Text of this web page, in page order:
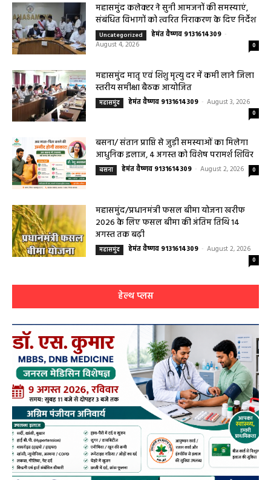
महासमुंद कलेक्टर ने सुनी आमजनों की समस्याएं,
संबंधित विभागों को त्वरित निराकरण के दिए निर्देश
Uncategorized हेमंत वैष्णव 9131614309 -
August 4, 2026
0
महासमुंद मातृ एवं शिशु मृत्यु दर में कमी लाने जिला
स्तरीय समीक्षा बैठक आयोजित
महासमुंद हेमंत वैष्णव 9131614309 - August 3, 2026
0
बसना/ संतान प्राप्ति से जुड़ी समस्याओं का मिलेगा
आधुनिक इलाज, 4 अगस्त को विशेष परामर्श शिविर
बसना हेमंत वैष्णव 9131614309 - August 2, 2026 0
महासमुंद/प्रधानमंत्री फसल बीमा योजना खरीफ
2026 के लिए फसल बीमा की अंतिम तिथि 14
अगस्त तक बढ़ी
महासमुंद हेमंत वैष्णव 9131614309 - August 2, 2026
0
हेल्थ प्लस